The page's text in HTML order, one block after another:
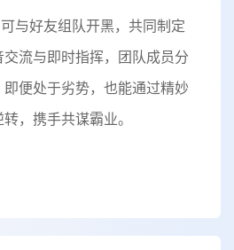
与好友组队开黑，共同制定
流与即时指挥，团队成员分
便处于劣势，也能通过精妙
，携手共谋霸业。